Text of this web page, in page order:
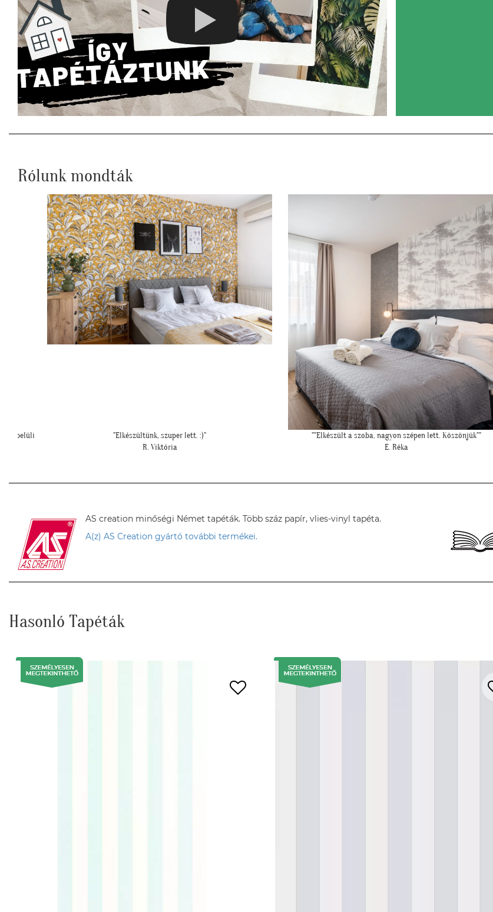
Rólunk mondták
""Elkészült a szoba, nagyon szépen lett. Köszönjük""
E. Réka
"Csodálatos a fotótapéta még szebb mint ahogy gondoltam!"
L. Ilona
AS creation minőségi Német tapéták. Több száz papír, vlies-vinyl tapéta.
A(z) AS Creation gyártó további termékei.
Hasonló Tapéták